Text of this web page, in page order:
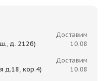
д. 212б)
Доставим
10.08
д.18, кор.4)
Доставим
10.08